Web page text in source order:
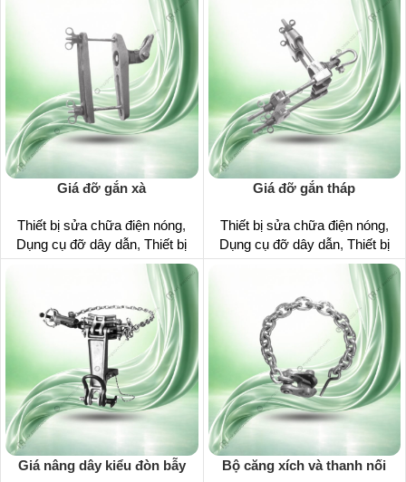
Giá đỡ gắn xà
Thiết bị sửa chữa điện nóng,
Dụng cụ đỡ dây dẫn,Thiết bị
Giá đỡ gắn tháp
Thiết bị sửa chữa điện nóng,
Dụng cụ đỡ dây dẫn, Thiết bị
Giá nâng dây kiểu đòn bẫy Bộ căng xích và thanh nối